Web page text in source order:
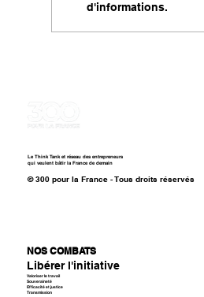
Tribune de
Gattaz "Budget
d'informations.
Le Think Tank et réseau des entrepreneurs
qui veulent bâtir la France de demain
© 300 pour la France - Tous droits réservés
NOS COMBATS
Libérer l'initiative
Valoriser le travail
Souveraineté
Efficacité et justice
Transmission